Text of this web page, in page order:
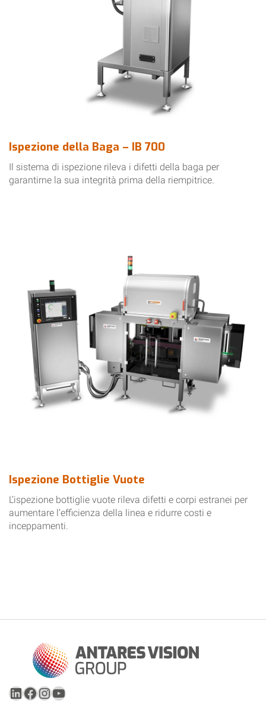
Ispezione della Baga – IB 700
Il sistema di ispezione rileva i difetti della baga per
garantirne la sua integrità prima della riempitrice.
Ispezione Bottiglie Vuote
L’ispezione bottiglie vuote rileva difetti e corpi estranei per
aumentare l’efficienza della linea e ridurre costi e
inceppamenti.
LinkedIn
Facebook
Instagram
YouTube